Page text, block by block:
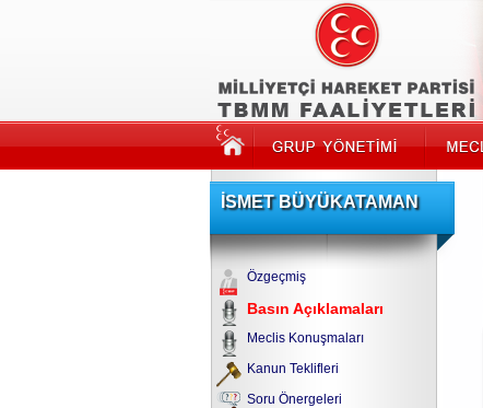
İSMET BÜYÜKATAMAN
Özgeçmiş
Basın Açıklamaları
Meclis Konuşmaları
Kanun Teklifleri
Soru Önergeleri